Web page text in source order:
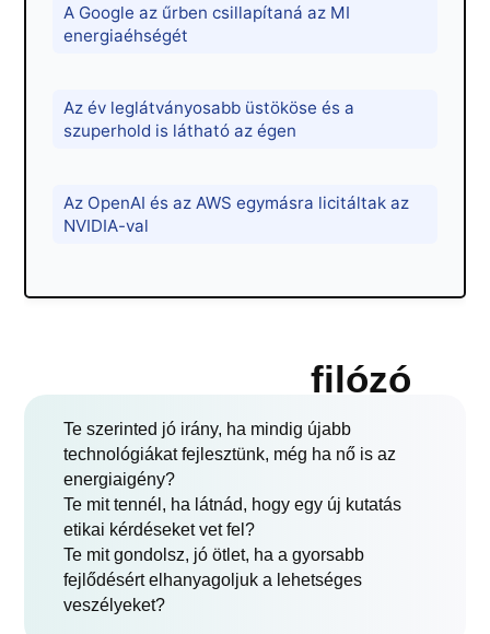
A Google az űrben csillapítaná az MI
energiaéhségét
Az év leglátványosabb üstököse és a
szuperhold is látható az égen
Az OpenAI és az AWS egymásra licitáltak az
NVIDIA-val
filózó
Te szerinted jó irány, ha mindig újabb
technológiákat fejlesztünk, még ha nő is az
energiaigény?
Te mit tennél, ha látnád, hogy egy új kutatás
etikai kérdéseket vet fel?
Te mit gondolsz, jó ötlet, ha a gyorsabb
fejlődésért elhanyagoljuk a lehetséges
veszélyeket?